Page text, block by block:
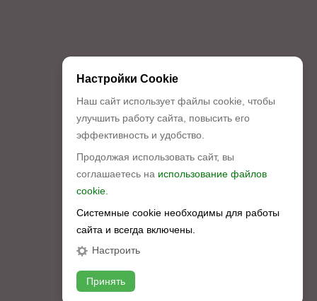
Настройки Cookie
Наш сайт использует файлы cookie, чтобы
улучшить работу сайта, повысить его
эффективность и удобство.
Продолжая использовать сайт, вы
соглашаетесь на использование файлов
cookie.
Системные cookie необходимы для работы
сайта и всегда включены.
Настроить
Принять